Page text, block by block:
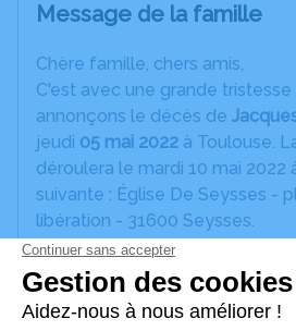
Message de la famille
Chère famille, chers amis,
C'est avec une grande
annonçons le décès de
jeudi 05 mai 2022 à Toulouse.
déroulera le mardi 10 mai 2022
suivante : Église De Seysses -
libération - 31600 Seysses.
Un service de plantation
disponible ici.